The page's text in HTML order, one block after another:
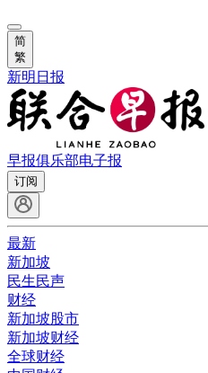
简
繁
新明日报
早报俱乐部电子报
订阅
最新
新加坡
民生民声
财经
新加坡股市
新加坡财经
全球财经